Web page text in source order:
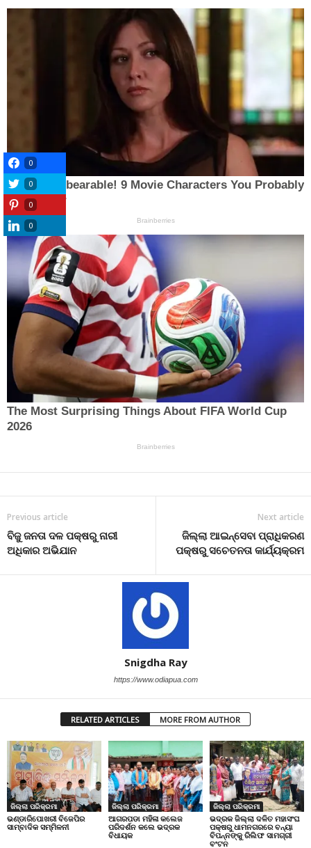
Previous article
ବିଜୁ ଜନତା ଦଳ ପକ୍ଷରୁ ନାରୀ
ଅଧିକାର ଅଭିଯାନ
Next article
ଜିଲ୍ଲା ଆଇନ୍‌ସେବା ପ୍ରାଧିକରଣ
ପକ୍ଷରୁ ସଚେତନତା କାର୍ଯ୍ୟକ୍ରମ
Snigdha Ray
https://www.odiapua.com
RELATED ARTICLES MORE FROM AUTHOR
ଜିଲ୍ଲା ପରିକ୍ରମା
ଭଣ୍ଡାରିପୋଖରୀ ବିଜେପିର
ସାମ୍ବାଦିକ ସମ୍ମିଳନୀ
ଜିଲ୍ଲା ପରିକ୍ରମା
ଆଗରପଡା ମହିଳା କଲେଜ
ପରିଦର୍ଶନ କଲେ ଭଦ୍ରକ
ବିଧାୟକ
ଜିଲ୍ଲା ପରିକ୍ରମା
ଭଦ୍ରକ ଜିଲ୍ଲା ଦଳିତ ମହାସଂଘ
ପକ୍ଷରୁ ଧାମନଗରରେ ବନ୍ୟା
ବିପନ୍ନଙ୍କୁ ରିଲିଫ ସାମଗ୍ରୀ
ବଂଟନ
0
0
0
0